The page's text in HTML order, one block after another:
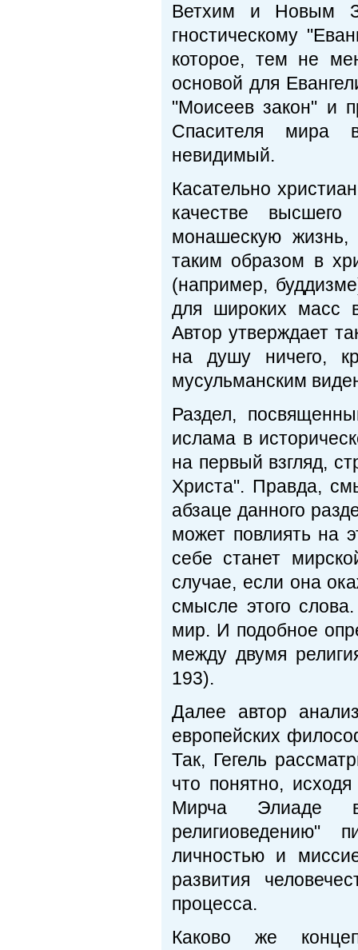
Ветхим и Новым
гностическому
которое, тем не
основой для
"Моисеев закон" и
Спасителя мира
невидимый.
Касательно
качестве высшего
монашескую жизнь,
таким образом в
(например,
для широких масс
Автор утверждает
на душу ничего,
мусульманским
Раздел,
ислама в
на первый взгляд,
Христа". Правда,
абзаце данного
может повлиять на
себе станет
случае, если она
смысле этого
мир. И подобное
между двумя
193).
Далее автор
европейских
Так, Гегель
что понятно,
Мирча Элиаде в
религиоведению"
личностью и
развития
процесса.
Каково же